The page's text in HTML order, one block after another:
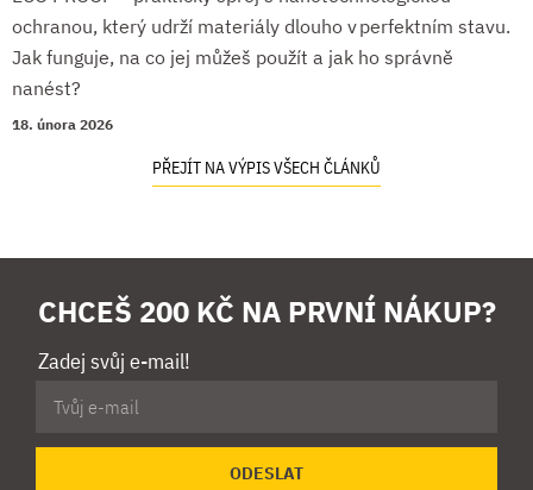
ochranou, který udrží materiály dlouho v perfektním stavu.
Jak funguje, na co jej můžeš použít a jak ho správně
nanést?
18. února 2026
PŘEJÍT NA VÝPIS VŠECH ČLÁNKŮ
CHCEŠ 200 KČ NA PRVNÍ NÁKUP?
Zadej svůj e-mail!
ODESLAT